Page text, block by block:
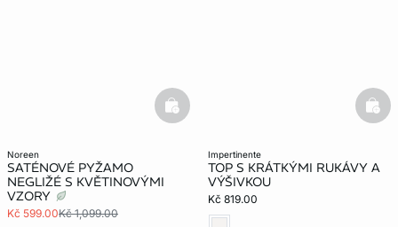
noreen
SATÉNOVÉ PYŽAMO
NEGLIŽÉ S KVĚTINOVÝMI
VZORY
Kč 599.00Kč 1,099.00
basketfull
impertinente
TOP S KRÁTKÝMI RUKÁVY A
VÝŠIVKOU
Kč 819.00